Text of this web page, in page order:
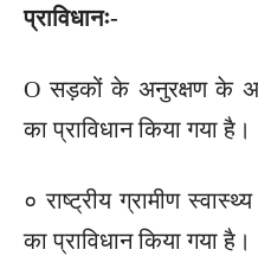
प्राविधानः-
O सड़कों के अनुरक्षण के
का प्राविधान किया गया है।
० राष्ट्रीय ग्रामीण
का प्राविधान किया गया है।